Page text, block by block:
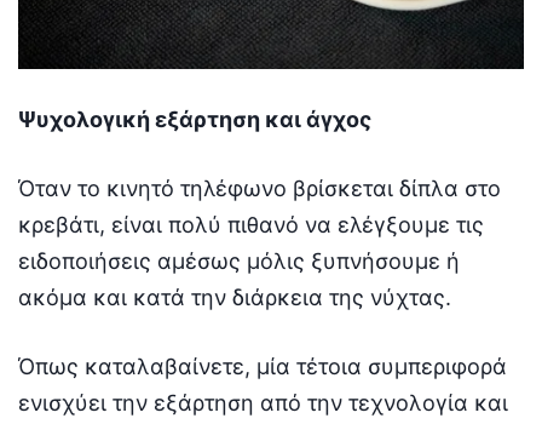
Ψυχολογική εξάρτηση και άγχος
Όταν το κινητό τηλέφωνο βρίσκεται δίπλα στο
κρεβάτι, είναι πολύ πιθανό να ελέγξουμε τις
ειδοποιήσεις αμέσως μόλις ξυπνήσουμε ή
ακόμα και κατά την διάρκεια της νύχτας.
Όπως καταλαβαίνετε, μία τέτοια συμπεριφορά
ενισχύει την εξάρτηση από την τεχνολογία και